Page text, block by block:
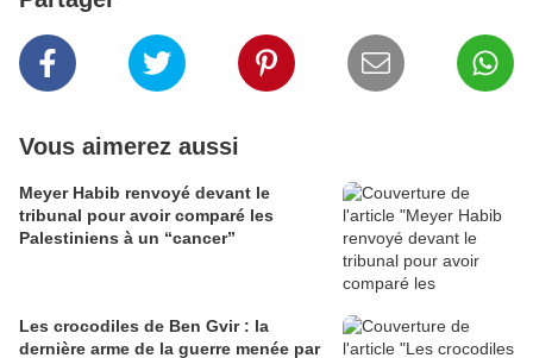
Vous aimerez aussi
Meyer Habib renvoyé devant le
tribunal pour avoir comparé les
Palestiniens à un “cancer”
Les crocodiles de Ben Gvir : la
dernière arme de la guerre menée par